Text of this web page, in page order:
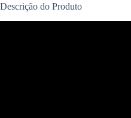
Descrição do Produto